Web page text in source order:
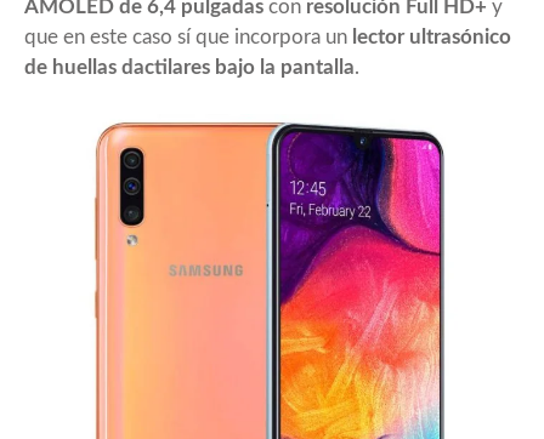
AMOLED de 6,4 pulgadas con resolución Full HD+ y
que en este caso sí que incorpora un lector ultrasónico
de huellas dactilares bajo la pantalla.